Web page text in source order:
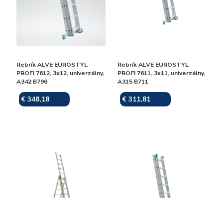
Rebrík ALVE EUROSTYL
PROFI 7612, 3x12, univerzálny,
A342 B796
€ 348,18
Rebrík ALVE EUROSTYL
PROFI 7611, 3x11, univerzálny,
A315 B711
€ 311,81